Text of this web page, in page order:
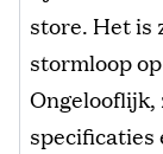
store. Het is
stormloop
Ongelooflijk,
specificaties